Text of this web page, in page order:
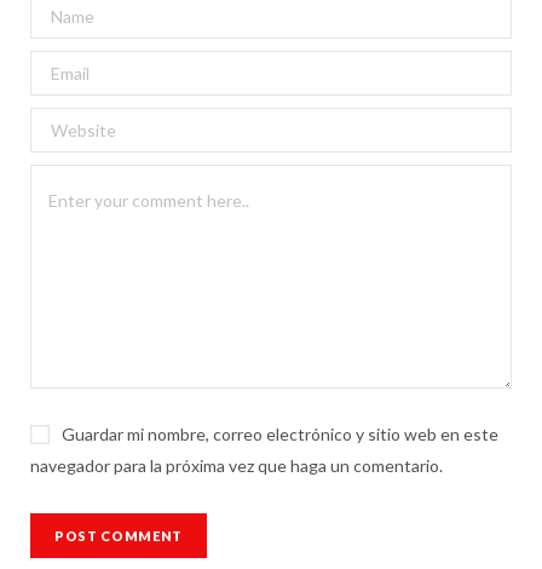
Guardar mi nombre, correo electrónico y sitio web en este
navegador para la próxima vez que haga un comentario.